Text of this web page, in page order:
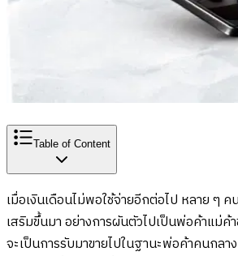
Table of Content
เมื่อเงินเดือนไม่พอใช้จ่ายอีกต่อไป หลาย ๆ
เสริมขึ้นมา อย่างการผันตัวไปเป็นพ่อค้าแม่ค้
จะเป็นการรับมาขายไปในฐานะพ่อค้าคนกล